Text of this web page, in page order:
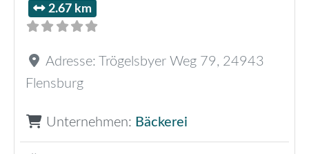
2.67 km
Adresse: Trögelsbyer Weg 79, 24943
Flensburg
Unternehmen: Bäckerei